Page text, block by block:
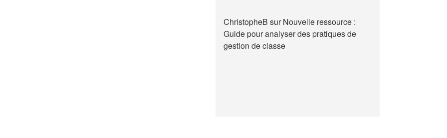
ChristopheB surNouvelle ressource :
Guide pour analyser des pratiques de
gestion de classe